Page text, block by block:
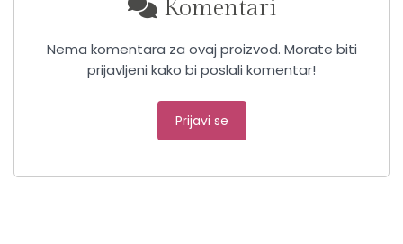
Komentari
Nema komentara za ovaj proizvod. Morate biti
prijavljeni kako bi poslali komentar!
Prijavi se